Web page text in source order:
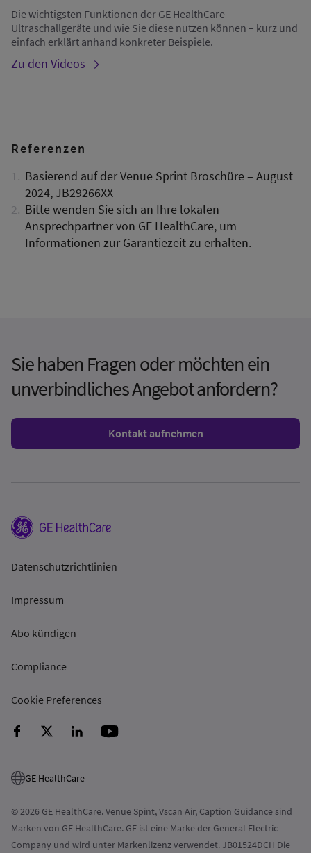
Die wichtigsten Funktionen der GE HealthCare
Ultraschallgeräte und wie Sie diese nutzen können – kurz und
einfach erklärt anhand konkreter Beispiele.
Zu den Videos
Referenzen
Basierend auf der Venue Sprint Broschüre – August
2024, JB29266XX
Bitte wenden Sie sich an Ihre lokalen
Ansprechpartner von GE HealthCare, um
Informationen zur Garantiezeit zu erhalten.
Sie haben Fragen oder möchten ein
unverbindliches Angebot anfordern?
Kontakt aufnehmen
Datenschutzrichtlinien
Impressum
Abo kündigen
Compliance
Cookie Preferences
GE HealthCare
© 2026 GE HealthCare. Venue Spint, Vscan Air, Caption Guidance sind
Marken von GE HealthCare. GE ist eine Marke der General Electric
Company und wird unter Markenlizenz verwendet. JB01524DCH Die